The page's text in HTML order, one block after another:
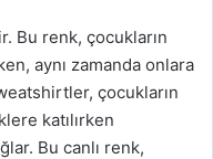
Bu renk, çocukların
aynı zamanda onlara
çocukların
katılırken
Bu canlı renk,